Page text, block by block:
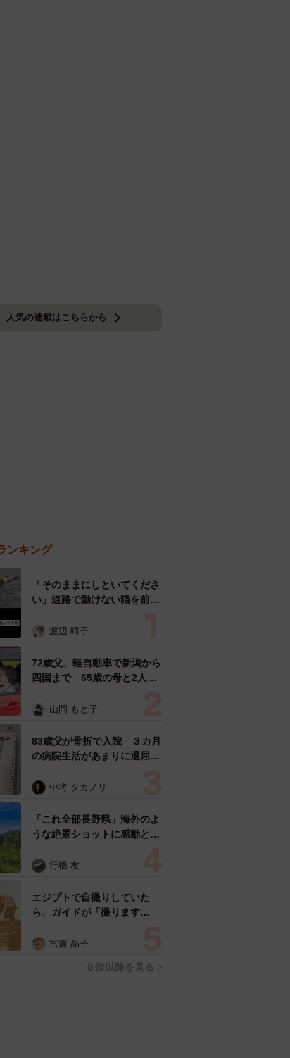
人気の連載はこちらから
ンキング
「そのままにしといてくださ
い」道路で動けない猫を前に
ようとした4日間 「命の重
表の訴え
渡辺 晴子
72歳父、軽自動車で新潟から
四国まで 65歳の母と2人で
憩まで分刻み… 「大学生で
山岡 もと子
83歳父が骨折で入院 ３カ月
の病院生活があまりに退屈で
い！」→スケッチブックを見
すよ…」
中将 タカノリ
「これ全部長野県」海外のよ
うな絶景ショットに感動と反
ったんだって気づいた」
行橋 友
エジプトで自撮りしていた
ら、ガイドが「撮ります
取っていたら……スマホを返
カモ代表かも」「私は6時間
宮前 晶子
６位以降を見る